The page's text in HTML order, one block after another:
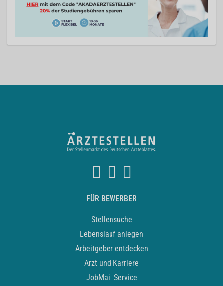
FÜR BEWERBER
Stellensuche
Lebenslauf anlegen
Arbeitgeber entdecken
Arzt und Karriere
JobMail Service